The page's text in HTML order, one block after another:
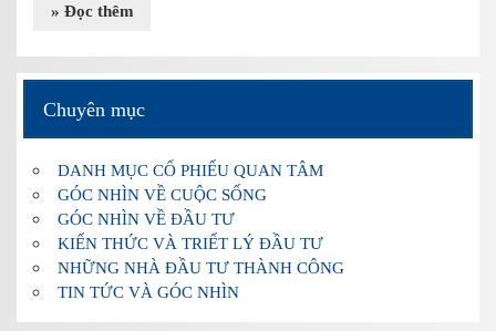
» Đọc thêm
Chuyên mục
DANH MỤC CỔ PHIẾU QUAN TÂM
GÓC NHÌN VỀ CUỘC SỐNG
GÓC NHÌN VỀ ĐẦU TƯ
KIẾN THỨC VÀ TRIẾT LÝ ĐẦU TƯ
NHỮNG NHÀ ĐẦU TƯ THÀNH CÔNG
TIN TỨC VÀ GÓC NHÌN